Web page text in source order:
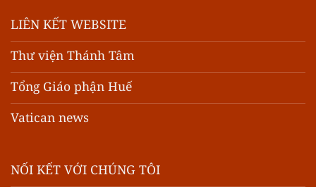
LIÊN KẾT WEBSITE
Thư viện Thánh Tâm
Tổng Giáo phận Huế
Vatican news
NỐI KẾT VỚI CHÚNG TÔI